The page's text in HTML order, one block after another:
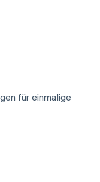
für einmalige